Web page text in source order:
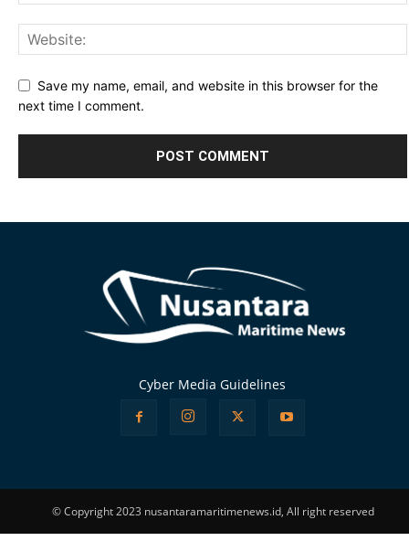
Save my name, email, and website in this browser for the
next time I comment.
Cyber Media Guidelines
© Copyright 2023 nusantaramaritimenews.id, All right reserved